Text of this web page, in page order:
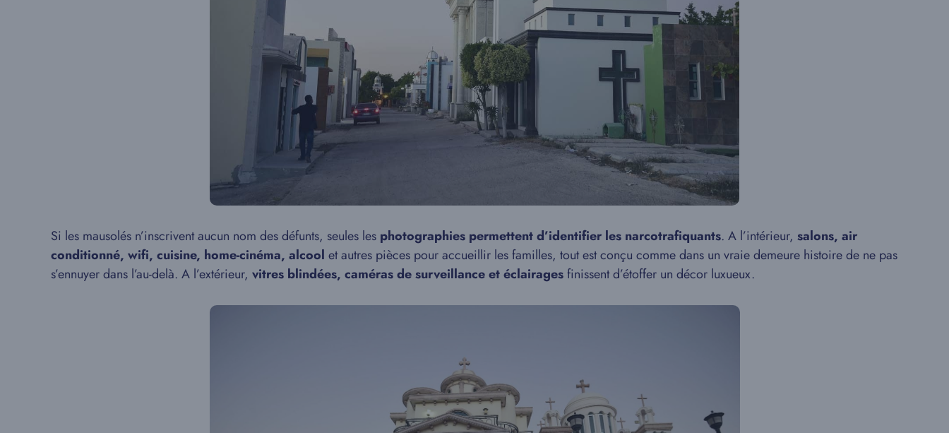
Si les mausolés n’inscrivent aucun nom des défunts, seules les photographies permettent d’identifier les narcotrafiquants. A l’intérieur, salons, air
conditionné, wifi, cuisine, home-cinéma, alcool et autres pièces pour accueillir les familles, tout est conçu comme dans un vraie demeure histoire de ne pas
s’ennuyer dans l’au-delà. A l’extérieur, vitres blindées, caméras de surveillance et éclairagesfinissent d’étoffer un décor luxueux.